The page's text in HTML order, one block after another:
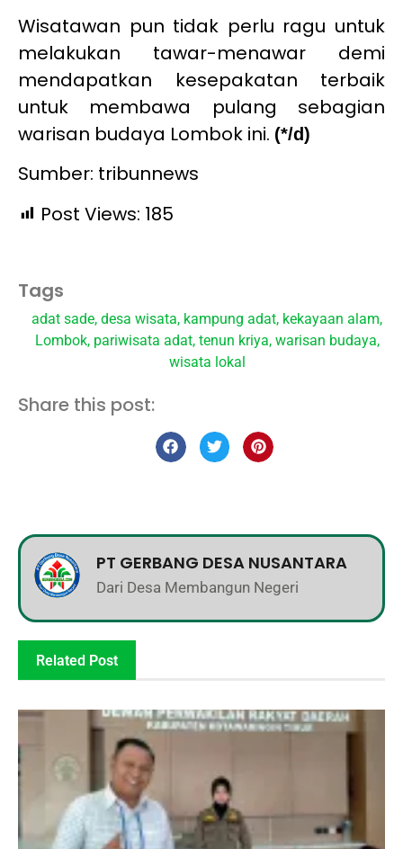
Wisatawan pun tidak perlu ragu untuk
melakukan tawar-menawar demi
mendapatkan kesepakatan terbaik
untuk membawa pulang sebagian
warisan budaya Lombok ini. (*/d)
Sumber: tribunnews
Post Views: 185
Tags
adat sade, desa wisata, kampung adat, kekayaan alam,
Lombok, pariwisata adat, tenun kriya, warisan budaya,
wisata lokal
Share this post:
PT GERBANG DESA NUSANTARA
Dari Desa Membangun Negeri
Related Post